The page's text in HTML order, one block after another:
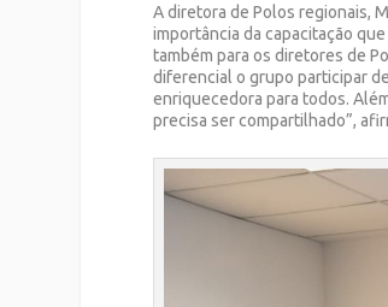
A diretora de Polos regionais,
importância da capacitação
também para os diretores de
diferencial o grupo participar
enriquecedora para todos.
precisa ser compartilhado”,